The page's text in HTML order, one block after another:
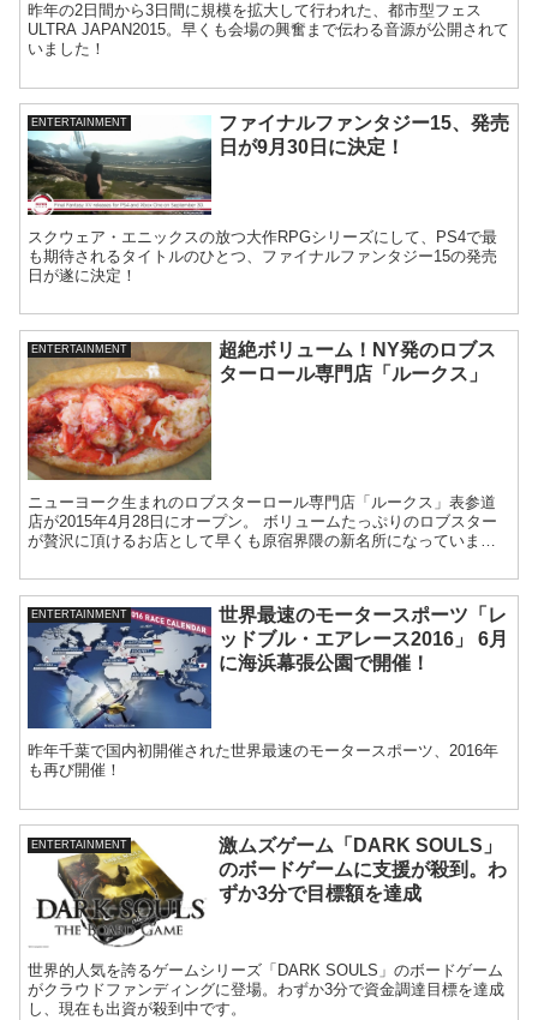
昨年の2日間から3日間に規模を拡大して行われた、都市型フェス
ULTRA JAPAN2015。早くも会場の興奮まで伝わる音源が公開されて
いました！
ENTERTAINMENT
ファイナルファンタジー15、発売
日が9月30日に決定！
スクウェア・エニックスの放つ大作RPGシリーズにして、PS4で最
も期待されるタイトルのひとつ、ファイナルファンタジー15の発売
日が遂に決定！
ENTERTAINMENT
超絶ボリューム！NY発のロブス
ターロール専門店「ルークス」
ニューヨーク生まれのロブスターロール専門店「ルークス」表参道
店が2015年4月28日にオープン。 ボリュームたっぷりのロブスター
が贅沢に頂けるお店として早くも原宿界隈の新名所になっていま
ENTERTAINMENT
世界最速のモータースポーツ「レ
ッドブル・エアレース2016」 6月
に海浜幕張公園で開催！
昨年千葉で国内初開催された世界最速のモータースポーツ、2016年
も再び開催！
ENTERTAINMENT
激ムズゲーム「DARK SOULS」
のボードゲームに支援が殺到。わ
ずか3分で目標額を達成
世界的人気を誇るゲームシリーズ「DARK SOULS」のボードゲーム
がクラウドファンディングに登場。わずか3分で資金調達目標を達成
し、現在も出資が殺到中です。